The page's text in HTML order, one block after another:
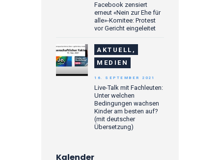
Facebook zensiert
erneut «Nein zur Ehe für
alle»-Komitee: Protest
vor Gericht eingeleitet
AKTUELL,
MEDIEN
Live-Talk mit Fachleuten:
Unter welchen
Bedingungen wachsen
Kinder am besten auf?
(mit deutscher
Übersetzung)
16. SEPTEMBER 2021
Kalender